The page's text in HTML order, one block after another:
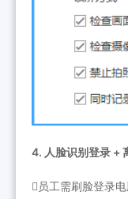
4. 人脸识别登录 +
员工需刷脸登录